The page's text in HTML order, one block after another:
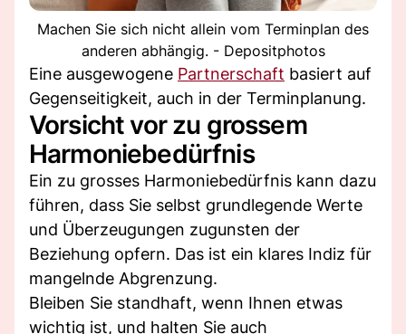
Machen Sie sich nicht allein vom Terminplan des
anderen abhängig. - Depositphotos
Eine ausgewogene Partnerschaft basiert auf
Gegenseitigkeit, auch in der Terminplanung.
Vorsicht vor zu grossem
Harmoniebedürfnis
Ein zu grosses Harmoniebedürfnis kann dazu
führen, dass Sie selbst grundlegende Werte
und Überzeugungen zugunsten der
Beziehung opfern. Das ist ein klares Indiz für
mangelnde Abgrenzung.
Bleiben Sie standhaft, wenn Ihnen etwas
wichtig ist, und halten Sie auch